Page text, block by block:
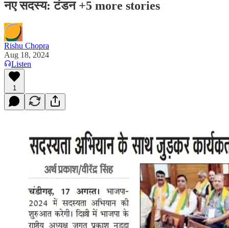
नए सदस्य: टंडन +5 more stories
Rishu Chopra
Aug 18, 2024
Listen
1